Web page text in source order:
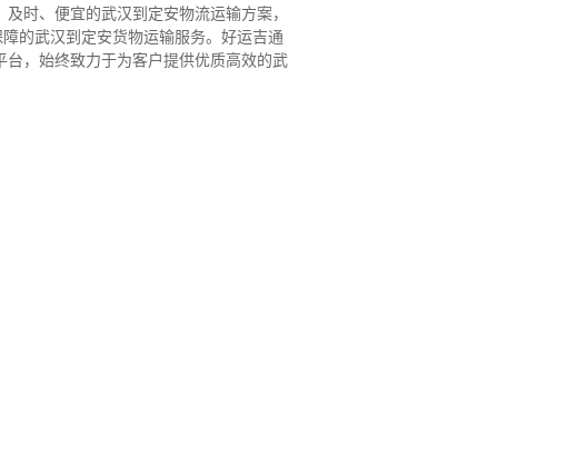
时、便宜的武汉到定安物流运输方案，
的武汉到定安货物运输服务。好运吉通
，始终致力于为客户提供优质高效的武